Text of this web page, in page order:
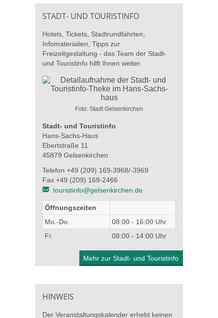
STADT- UND TOURISTINFO
Hotels, Tickets, Stadtrundfahrten,
Infomaterialien, Tipps zur
Freizeitgestaltung - das Team der Stadt-
und Touristinfo hilft Ihnen weiter.
Foto: Stadt Gelsenkirchen
Stadt- und Touristinfo
Hans-Sachs-Haus
Ebertstraße 11
45879 Gelsenkirchen
Telefon +49 (209) 169-3968/-3969
Fax +49 (209) 169-2466
touristinfo@gelsenkirchen.de
Öffnungszeiten
Mo.-Do.
08:00 - 16:00 Uhr
Fr.
08:00 - 14:00 Uhr
Mehr zur Stadt- und Touristinfo
HINWEIS
Der Veranstaltungskalender erhebt keinen